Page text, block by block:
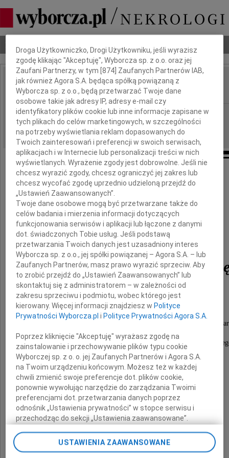
Nekrologi Odeszli Poradnik pogrzebowy
IMIĘ I NAZWISKO: Władysława Kostrzewa
REGION: Warszawa
DATA EMISJI: 31.03.2010
Biblioteka Uniwersytecka w Warszawie
żegna
Władysławę
emer. st. kustosza dyplomowanego
w latach 1957-2000 pracownika Biblioteki,
w latach 1984-1991 kierowniczkę
Oddziału Opracowania Alfabetycznego Druków
całym sercem oddaną pracy,
kompetentną i życzliwą opiekunkę młodszych
Rodzinie
składamy
wyrazy głębokiego współczucia
Dyrekcja i pracownicy
Biblioteki Uniwersyteckiej w Warszawie
Dbamy o Twoją prywatność
Droga Użytkowniczko, Drogi Użytkowniku, jeśli wyrazisz
zgodę klikając "Akceptuję", Wyborcza sp. z o.o. oraz jej
Zaufani Partnerzy, w tym [874 ] Zaufanych Partnerów IAB,
jak również Agora S.A. będąca spółką powiązaną z
Wyborcza sp. z o.o., będą przetwarzać Twoje dane
osobowe takie jak adresy IP, adresy e-mail czy
identyfikatory plików cookie lub inne informacje zapisane w
tych plikach do celów marketingowych, w szczególności
na potrzeby wyświetlania reklam dopasowanych do
Twoich zainteresowań i preferencji w swoich serwisach,
aplikacjach i w Internecie lub personalizacji treści w nich
wyświetlanych. Wyrażenie zgody jest dobrowolne. Jeśli nie
chcesz wyrazić zgody, chcesz ograniczyć jej zakres lub
chcesz wycofać zgodę uprzednio udzieloną przejdź do
„Ustawień Zaawansowanych”.
Twoje dane osobowe mogą być przetwarzane także do
celów badania i mierzenia informacji dotyczących
funkcjonowania serwisów i aplikacji lub łączone z danymi
dot. świadczonych Tobie usług. Jeśli podstawą
przetwarzania Twoich danych jest uzasadniony interes
Wyborcza sp. z o.o., jej spółki powiązanej – Agora S.A. – lub
Zaufanych Partnerów, masz prawo wyrazić sprzeciw. Aby
to zrobić przejdź do „Ustawień Zaawansowanych” lub
skontaktuj się z administratorem – w zależności od
zakresu sprzeciwu i podmiotu, wobec którego jest
kierowany. Więcej informacji znajdziesz w Polityce
Prywatności Wyborcza.pl i Polityce Prywatności Agora S.A.
Poprzez kliknięcie "Akceptuję" wyrażasz zgodę na
zainstalowanie i przechowywanie plików typu cookie
Wyborczej sp. z o. o. jej Zaufanych Partnerów i Agora S.A.
na Twoim urządzeniu końcowym. Możesz też w każdej
chwili zmienić swoje preferencje dot. plików cookie,
ponownie wywołując narzędzie do zarządzania Twoimi
preferencjami dot. przetwarzania danych poprzez
odnośnik „Ustawienia prywatności” w stopce serwisu i
przechodząc do sekcji „Ustawienia zaawansowane”.
pomocą ustawień przeglądarki.
USTAWIENIA ZAAWANSOWANE